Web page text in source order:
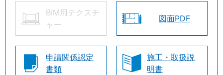
BIM用テクスチ
ャー
図面PDF
申請関係認定
書類
施工・取扱説
明書